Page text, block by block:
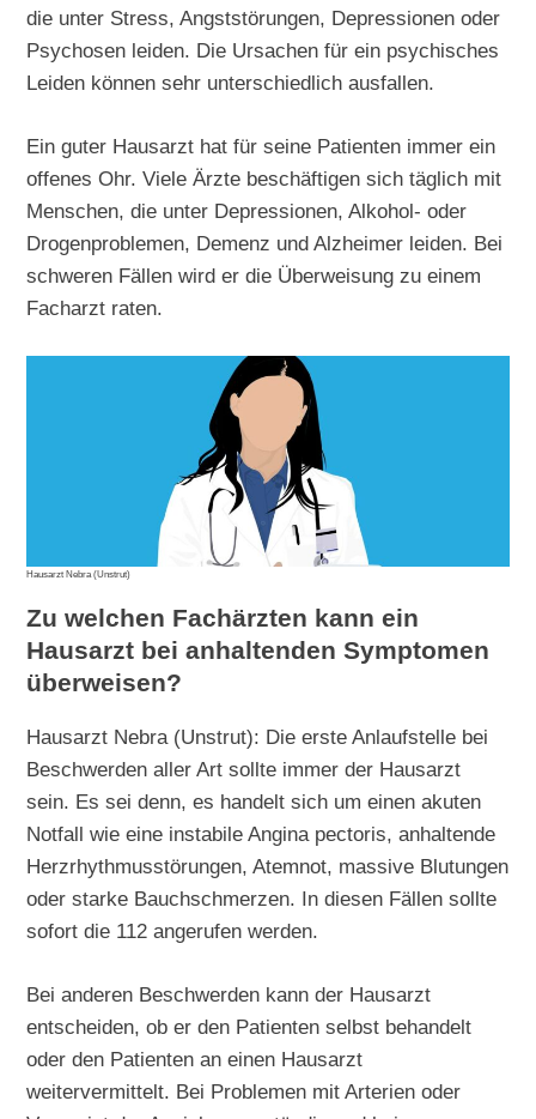
die unter Stress, Angststörungen, Depressionen oder
Psychosen leiden. Die Ursachen für ein psychisches
Leiden können sehr unterschiedlich ausfallen.
Ein guter Hausarzt hat für seine Patienten immer ein
offenes Ohr. Viele Ärzte beschäftigen sich täglich mit
Menschen, die unter Depressionen, Alkohol- oder
Drogenproblemen, Demenz und Alzheimer leiden. Bei
schweren Fällen wird er die Überweisung zu einem
Facharzt raten.
Hausarzt Nebra (Unstrut)
Zu welchen Fachärzten kann ein
Hausarzt bei anhaltenden Symptomen
überweisen?
Hausarzt Nebra (Unstrut): Die erste Anlaufstelle bei
Beschwerden aller Art sollte immer der Hausarzt
sein. Es sei denn, es handelt sich um einen akuten
Notfall wie eine instabile Angina pectoris, anhaltende
Herzrhythmusstörungen, Atemnot, massive Blutungen
oder starke Bauchschmerzen. In diesen Fällen sollte
sofort die 112 angerufen werden.
Bei anderen Beschwerden kann der Hausarzt
entscheiden, ob er den Patienten selbst behandelt
oder den Patienten an einen Hausarzt
weitervermittelt. Bei Problemen mit Arterien oder